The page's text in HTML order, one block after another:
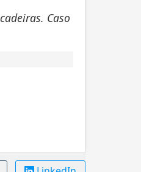
Caso